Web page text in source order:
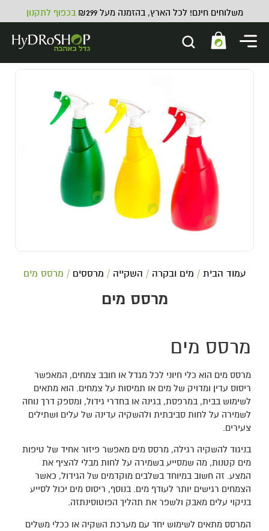
משלוחים חינם! לכל הארץ, בהזמנה מעל ₪299 בכפוף לתקנון
עמוד הבית / מים ובקרה / השקייה / מרססים / מרסס מים
מרסס מים
מרסס מים
מרסס מים הוא כלי חיוני לכל מגדל או חובב צמחים, המאפשר
ריסוס עדין ומדויק של מים או תמיסות על צמחים. הוא מתאים
לשימוש בבית, במרפסת, בגינה או בחדרי גידול, ומספק דרך נוחה
לשמירה על לחות סביבתית ולהשקיה עדינה של עלים ושתילים
צעירים.
בניגוד להשקיה רגילה, מרסס מים מאפשר פיזור אחיד של טיפות
מים קטנות, מה שמסייע בשמירה על לחות מבלי להציף את
המצע. זה חשוב במיוחד בשלבים מוקדמים של הגידול, כאשר
הצמחים רגישים יותר לעודף מים. בנוסף, ריסוס מים יכול לסייע
בניקוי עלים מאבק ולשפר את תהליך הפוטוסינתזה.
המרסס מתאים לשימוש יחד עם מערכת השקיה או ככלי משלים
כוס מידה פלסטיק - 1000 סמ"ק
25.00
+
ADD